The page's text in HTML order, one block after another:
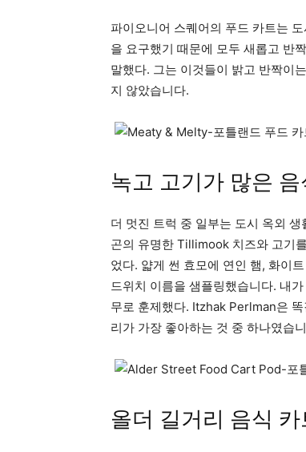
파이오니어 스퀘어의 푸드 카트는
을 요구했기 때문에 모두 새롭고 반
말했다. 그는 이것들이 밝고 반짝이
지 않았습니다.
녹고 고기가 많은 음
더 멋진 트럭 중 일부는 도시 옥외
곤의 유명한 Tillimook 치즈와 고기
었다. 얇게 썬 효모에 연인 햄, 화이
드위치 이름을 샘플링했습니다. 내
무로 훈제했다. Itzhak Perlman은
리가 가장 좋아하는 것 중 하나였습
올더 길거리 음식 카